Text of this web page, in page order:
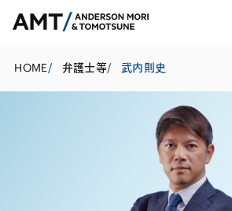
HOME/ 弁護士等/ 武内則史